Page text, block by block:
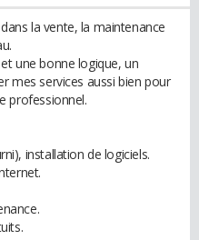
la vente, la maintenance
une bonne logique, un
mes services aussi bien pour
professionnel.
installation de logiciels.